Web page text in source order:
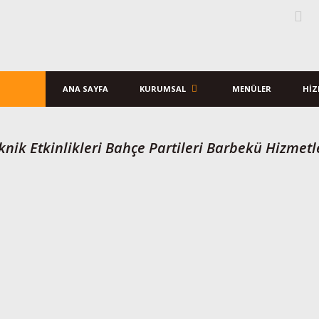
ANA SAYFA KURUMSAL MENÜLER
Etkinlikleri Bahçe Partileri Barbekü